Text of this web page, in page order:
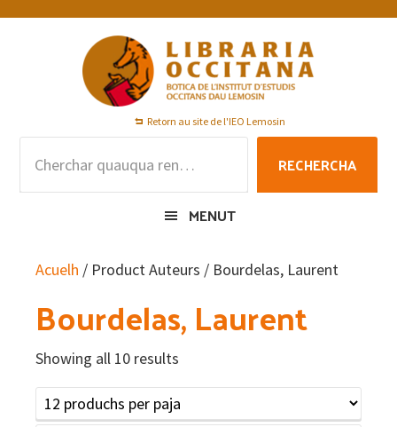
Skip
Skip
Skip
Retorn au site de l'IEO Lemosin
RECHERCHA
MENUT
Acuelh / Product Auteurs / Bourdelas, Laurent
Bourdelas, Laurent
Showing all 10 results